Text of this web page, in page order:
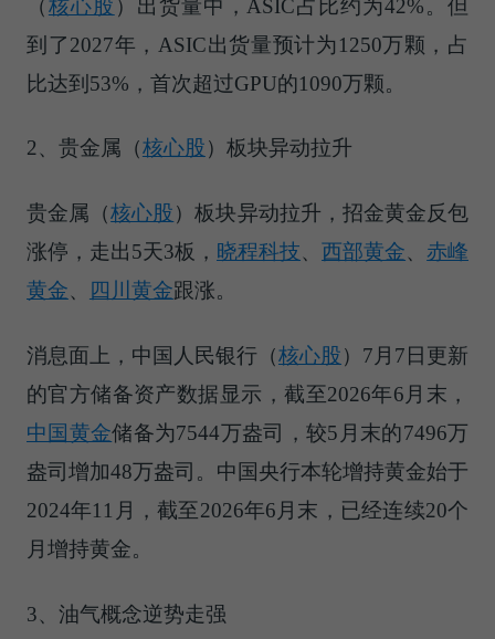
（核心股 ） 出货量中，ASIC占比约为42%。但
到了2027年，ASIC出货量预计为1250万颗，占
比达到53%，首次超过GPU的1090万颗。
2、 贵金属（核心股） 板块异动拉升
贵金属（核心股）板块异动拉升，招金黄金反包
涨停，走出5天3板， 晓程科技、西部黄金、 赤峰
黄金、 四川黄金跟涨。
消息面上，中国人民银行（核心股） 7月7日更新
的官方储备资产数据显示，截至2026年6月末，
中国黄金储备为7544万盎司，较5月末的7496万
盎司增加48万盎司。中国央行本轮增持黄金始于
2024年11月，截至2026年6月末，已经连续20个
月增持黄金。
3、油气概念逆势走强